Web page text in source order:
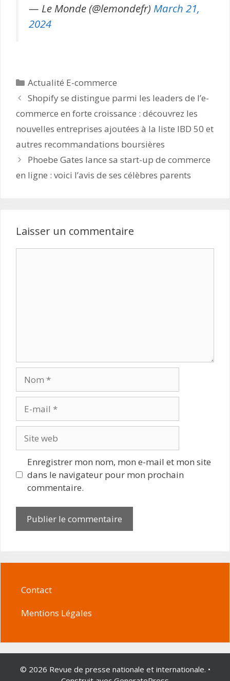
— Le Monde (@lemondefr) March 21,
2024
Catégories
Actualité E-commerce
Shopify se distingue parmi les leaders de l’e-
commerce en forte croissance : découvrez les
nouvelles entreprises ajoutées à la liste IBD 50 et
autres recommandations boursières
Phoebe Gates lance sa start-up de commerce
en ligne : voici l’avis de ses célèbres parents
Laisser un commentaire
mail
web
Enregistrer mon nom, mon e-mail et mon site
dans le navigateur pour mon prochain
commentaire.
Contact
Mentions Légales
© 2026 Revue de presse nationale et internationale. •